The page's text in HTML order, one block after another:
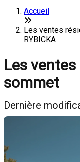
Accueil
Les ventes
RYBICKA
Les
sommet
Dernière